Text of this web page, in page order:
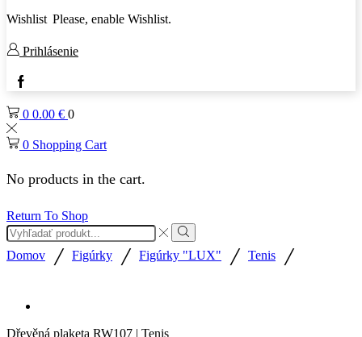
Wishlist Please, enable Wishlist.
Prihlásenie
0 0.00 € 0
0 Shopping Cart
No products in the cart.
Return To Shop
Domov / Figúrky / Figúrky "LUX" / Tenis /
Dřevěná plaketa RW107 | Tenis